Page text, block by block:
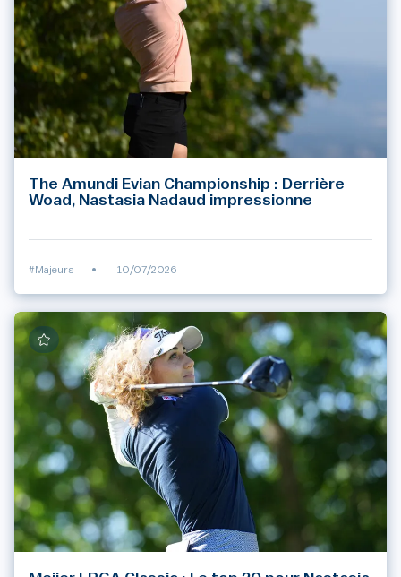
The Amundi Evian Championship : Derrière
Woad, Nastasia Nadaud impressionne
#Majeurs • 10/07/2026